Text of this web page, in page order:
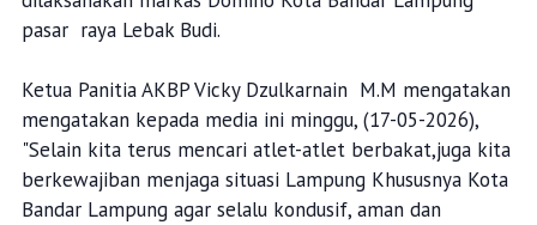
pasar raya Lebak Budi.
Ketua Panitia AKBP Vicky Dzulkarnain M.M mengatakan
mengatakan kepada media ini minggu, (17-05-2026),
"Selain kita terus mencari atlet-atlet berbakat,juga kita
berkewajiban menjaga situasi Lampung Khususnya Kota
Bandar Lampung agar selalu kondusif, aman dan